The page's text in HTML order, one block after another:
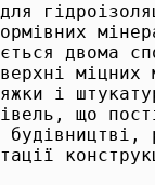
двома
міцних
і
що